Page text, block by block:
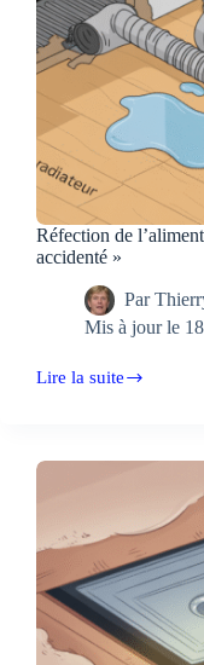
Réfection de
accidenté »
Par
Mis à jour le
Lire la suite
Réfection
radiateur